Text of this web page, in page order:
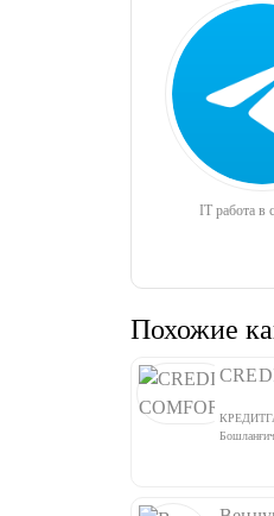
IT работа в
Похожие